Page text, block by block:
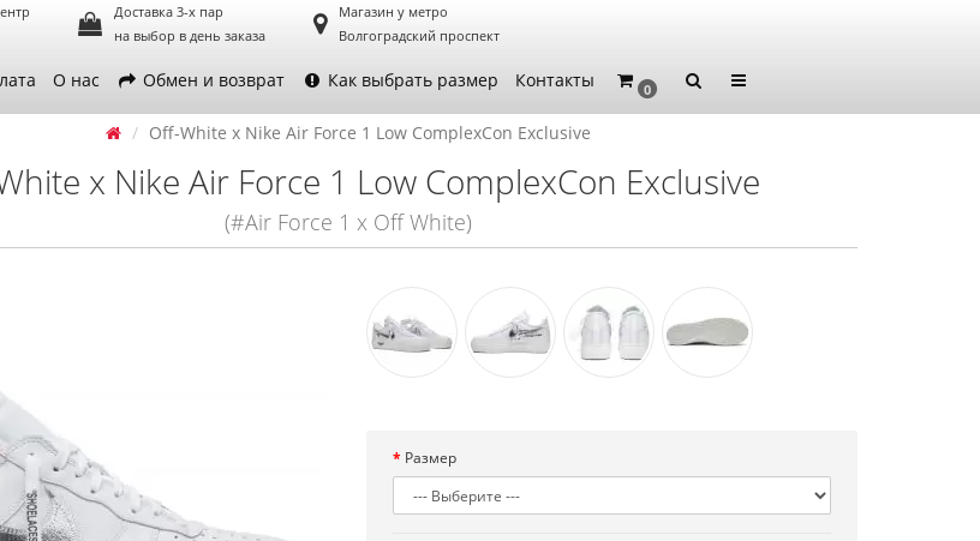
Доставка 3-х пар
на выбор в день заказа
Магазин у метро
Волгоградский проспект
О нас Обмен и возврат Как выбрать размер Контакты 0
Off-White x Nike Air Force 1 Low ComplexCon Exclusive
x Nike Air Force 1 Low ComplexCon Exclusive
(#Air Force 1 x Off White)
Размер